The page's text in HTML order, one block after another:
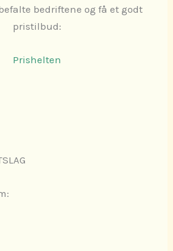
bedriftene og få et godt
pristilbud:
Prishelten